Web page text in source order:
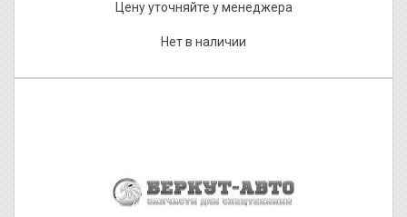
Цену уточняйте у менеджера
Нет в наличии